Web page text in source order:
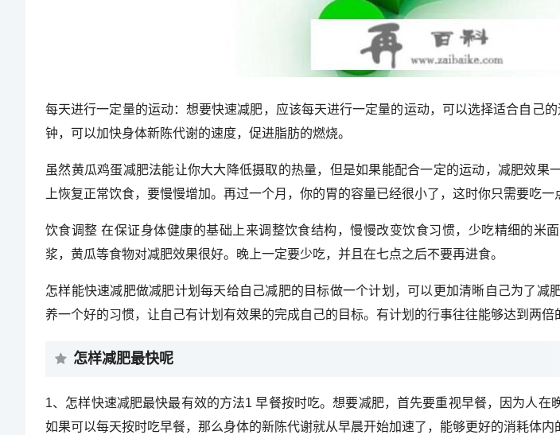
每天进行一定量的运动：想要快速减肥，应该每天进行一定量的运动，可以选择适合自己
钟，可以加快身体新陈代谢的速度，促进脂肪的燃烧。
虽然黄瓜鸡蛋减肥法能让你大大降低摄取的热量，但是如果能配合一定的运动，减肥效果
上恢复正常饮食，要慢慢增加。再过一个月，你的胃的容量已经很小了，这时你只需要吃一
饮食调整 在保证身体健康的基础上来调整饮食结构，慢慢改变饮食习惯，少吃精细的米
浆，黄瓜等食物对减肥效果很好。晚上一定要少吃，并且在七点之后不要再进食。
怎样能快速减肥做减肥计划每天给自己减肥的目标做一个计划，可以更加清晰自己为了减
养一个好的习惯，让自己有计划有效果的完成自己的目标。有计划的行事往往能够达到两倍
怎样减肥最快呢
1、怎样快速减肥最快最有效的方法1 早餐按时吃。想要减肥，首先要重视早餐，因为人在
如果可以每天按时吃早餐，那么身体的新陈代谢就从早晨开始加速了，能够更好的消耗体内